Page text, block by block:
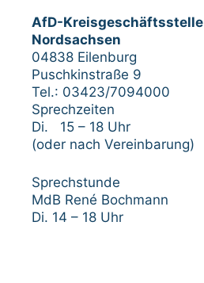
AfD-Kreisgeschäftsstelle
Nordsachsen
04838 Eilenburg
Puschkinstraße 9
Tel.: 03423/7094000
Sprechzeiten
Di. 15 – 18 Uhr
(oder nach Vereinbarung)
Sprechstunde
MdB René Bochmann
Di. 14 – 18 Uhr